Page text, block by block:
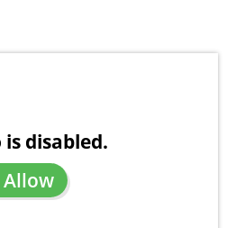
disabled.
Allow